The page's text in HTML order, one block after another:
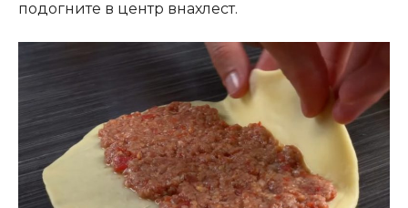
подогните в центр внахлест.